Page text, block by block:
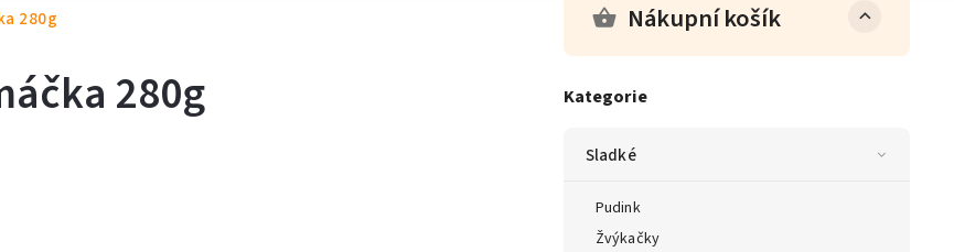
280g Nákupní košík
Kategorie
Sladké
Pudink
Žvýkačky
280g